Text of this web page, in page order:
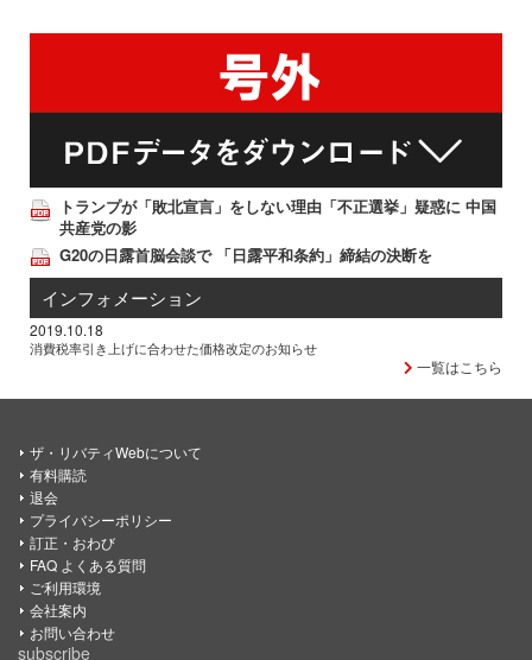
トランプが「敗北宣言」をしない理由「不正選挙」疑惑に 中国
共産党の影
G20の日露首脳会談で 「日露平和条約」締結の決断を
インフォメーション
2019.10.18
消費税率引き上げに合わせた価格改定のお知らせ
一覧はこちら
ザ・リバティWebについて
有料購読
退会
プライバシーポリシー
訂正・おわび
FAQ よくある質問
ご利用環境
会社案内
お問い合わせ
subscribe